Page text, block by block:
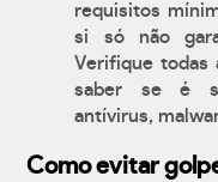
requisitos
si só não
Verifique todas
saber se é
antívirus,
Como evitar